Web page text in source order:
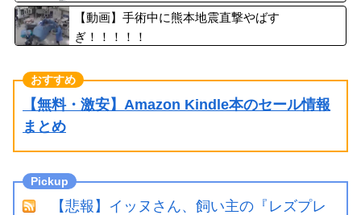
ント還元セール
【動画】手術中に熊本地震直撃やばす
ぎ！！！！！
【無料・激安】Amazon Kindle本のセール情報
まとめ
【悲報】イッヌさん、飼い主の『レズプレ